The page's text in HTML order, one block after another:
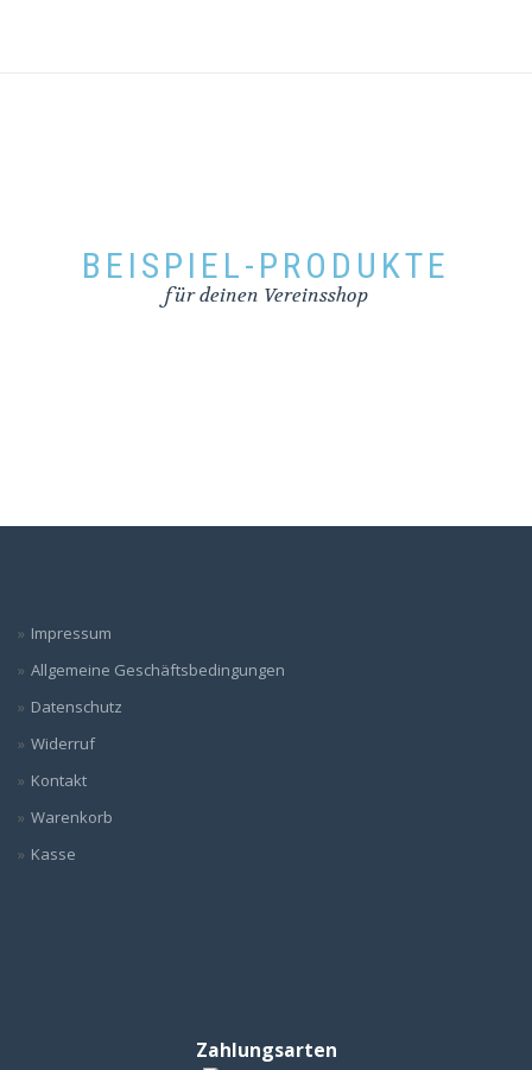
BEISPIEL-PRODUKTE
für deinen Vereinsshop
Impressum
Allgemeine Geschäftsbedingungen
Datenschutz
Widerruf
Kontakt
Warenkorb
Kasse
Zahlungsarten